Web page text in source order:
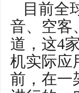
目前全
音、空客
道，这4
机实际应
前，在一